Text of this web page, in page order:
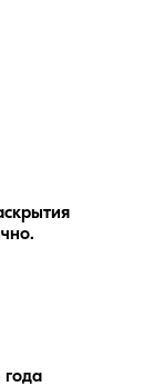
года